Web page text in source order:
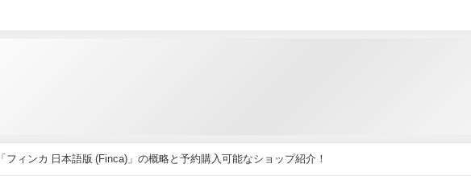
「フィンカ 日本語版 (Finca)」の概略と予約購入可能なショップ紹介！